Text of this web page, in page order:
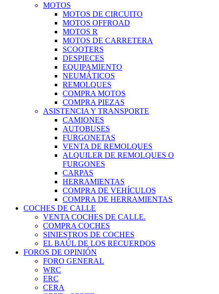
MOTOS
MOTOS DE CIRCUITO
MOTOS OFFROAD
MOTOS R
MOTOS DE CARRETERA
SCOOTERS
DESPIECES
EQUIPAMIENTO
NEUMÁTICOS
REMOLQUES
COMPRA MOTOS
COMPRA PIEZAS
ASISTENCIA Y TRANSPORTE
CAMIONES
AUTOBUSES
FURGONETAS
VENTA DE REMOLQUES
ALQUILER DE REMOLQUES O
FURGONES
CARPAS
HERRAMIENTAS
COMPRA DE VEHÍCULOS
COMPRA DE HERRAMIENTAS
COCHES DE CALLE
VENTA COCHES DE CALLE.
COMPRA COCHES
SINIESTROS DE COCHES
EL BAÚL DE LOS RECUERDOS
FOROS DE OPINIÓN
FORO GENERAL
WRC
ERC
CERA